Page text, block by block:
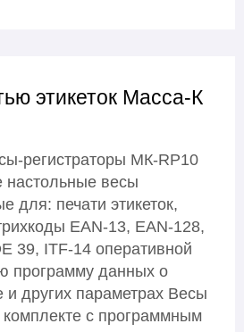
этикеток Масса-К
регистраторы МК-RP10
настольные весы
для: печати этикеток,
EAN-13, EAN-128,
39, ITF-14 оперативной
программу данных о
и других параметрах Весы
с программным